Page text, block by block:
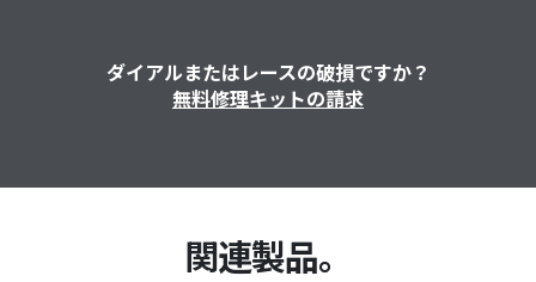
ダイアルまたはレースの破損ですか？
無料修理キットの請求
関連製品。